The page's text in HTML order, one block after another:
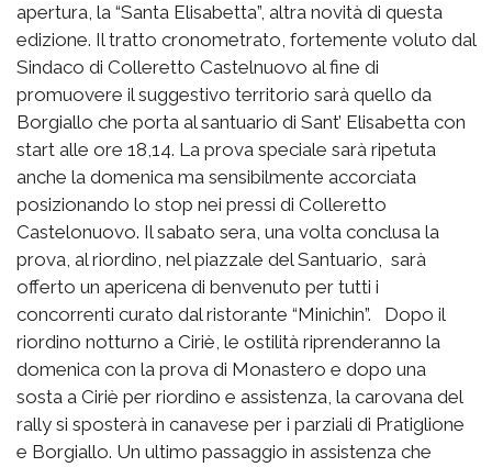
apertura, la “Santa Elisabetta”, altra novità di questa
edizione. Il tratto cronometrato, fortemente voluto dal
Sindaco di Colleretto Castelnuovo al fine di
promuovere il suggestivo territorio sarà quello da
Borgiallo che porta al santuario di Sant’ Elisabetta con
start alle ore 18,14. La prova speciale sarà ripetuta
anche la domenica ma sensibilmente accorciata
posizionando lo stop nei pressi di Colleretto
Castelonuovo. Il sabato sera, una volta conclusa la
prova, al riordino, nel piazzale del Santuario, sarà
offerto un apericena di benvenuto per tutti i
concorrenti curato dal ristorante “Minichin”. Dopo il
riordino notturno a Ciriè, le ostilità riprenderanno la
domenica con la prova di Monastero e dopo una
sosta a Ciriè per riordino e assistenza, la carovana del
rally si sposterà in canavese per i parziali di Pratiglione
e Borgiallo. Un ultimo passaggio in assistenza che